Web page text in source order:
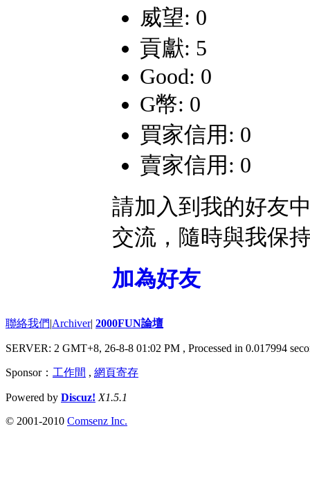
威望: 0
貢獻: 5
Good: 0
G幣: 0
買家信用: 0
賣家信用: 0
請加入到我的好友
交流，隨時與我保
加為好友
聯絡我們|Archiver| 2000FUN論壇
SERVER: 2 GMT+8, 26-8-8 01:02 PM , Processed in 0.017994
Sponsor： 工作間 , 網頁寄存
Powered by Discuz! X1.5.1
© 2001-2010 Comsenz Inc.